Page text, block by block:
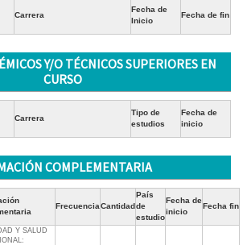
Carrera
Fecha de
Inicio
Fecha de fin
Y/O TÉCNICOS SUPERIORES EN
CURSO
Carrera
Tipo de
estudios
Fecha de
inicio
COMPLEMENTARIA
FrecuenciaCantidad
País
de
estudio
Fecha de
inicio
Fecha fin
Y SALUD